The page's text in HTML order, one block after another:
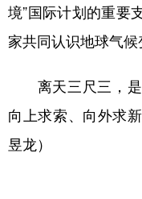
境”国际计划的重要
家共同认识地球气候
离天三尺三，是
向上求索、向外求
昱龙）